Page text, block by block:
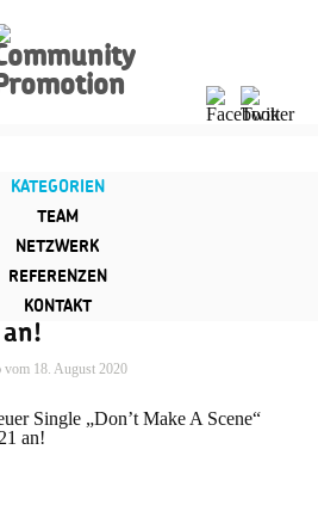
KATEGORIEN
TEAM
NETZWERK
REFERENZEN
KONTAKT
mit neuer Single
ihr zweites
vom 18. August 2020